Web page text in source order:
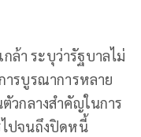
ล้า ระบุว่ารัฐบาลไม่
ารบูรณาการหลาย
วกลางสำคัญในการ
ไปจนถึงปิดหนี้